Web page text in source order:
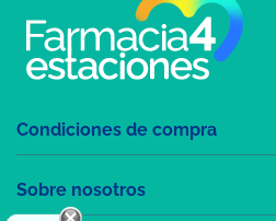
Condiciones de compra
Sobre nosotros